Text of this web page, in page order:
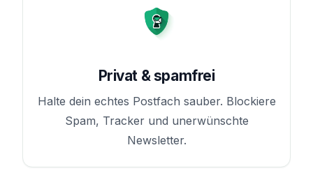
Privat & spamfrei
Halte dein echtes Postfach sauber. Blockiere
Spam, Tracker und unerwünschte
Newsletter.